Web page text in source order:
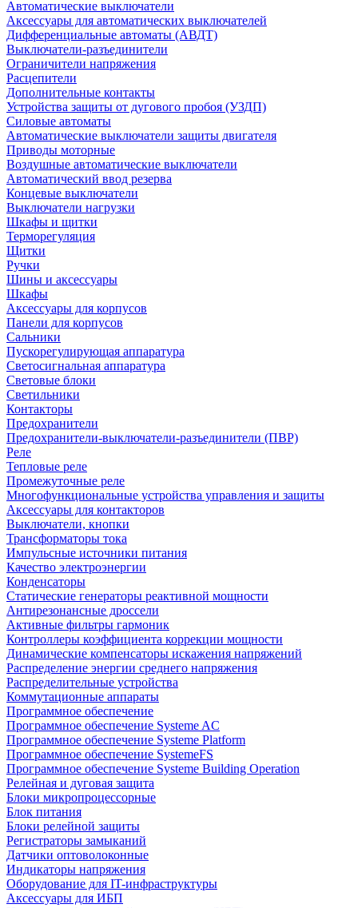
Автоматические выключатели
Аксессуары для автоматических выключателей
Дифференциальные автоматы (АВДТ)
Выключатели-разъединители
Ограничители напряжения
Расцепители
Дополнительные контакты
Устройства защиты от дугового пробоя (УЗДП)
Силовые автоматы
Автоматические выключатели защиты двигателя
Приводы моторные
Воздушные автоматические выключатели
Автоматический ввод резерва
Концевые выключатели
Выключатели нагрузки
Шкафы и щитки
Терморегуляция
Щитки
Ручки
Шины и аксессуары
Шкафы
Аксессуары для корпусов
Панели для корпусов
Сальники
Пускорегулирующая аппаратура
Светосигнальная аппаратура
Световые блоки
Светильники
Контакторы
Предохранители
Предохранители-выключатели-разъединители (ПВР)
Реле
Тепловые реле
Промежуточные реле
Многофункциональные устройства управления и защиты
Аксессуары для контакторов
Выключатели, кнопки
Трансформаторы тока
Импульсные источники питания
Качество электроэнергии
Конденсаторы
Статические генераторы реактивной мощности
Антирезонансные дроссели
Активные фильтры гармоник
Контроллеры коэффициента коррекции мощности
Динамические компенсаторы искажения напряжений
Распределение энергии среднего напряжения
Распределительные устройства
Коммутационные аппараты
Программное обеспечение
Программное обеспечение Systeme AC
Программное обеспечение Systeme Platform
Программное обеспечение SystemeFS
Программное обеспечение Systeme Building Operation
Релейная и дуговая защита
Блоки микропроцессорные
Блок питания
Блоки релейной защиты
Регистраторы замыканий
Датчики оптоволоконные
Индикаторы напряжения
Оборудование для IT-инфраструктуры
Аксессуары для ИБП